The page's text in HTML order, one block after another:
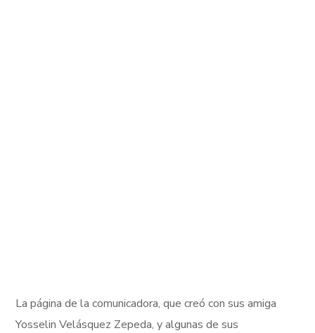
La página de la comunicadora, que creó con sus amiga
Yosselin Velásquez Zepeda, y algunas de sus